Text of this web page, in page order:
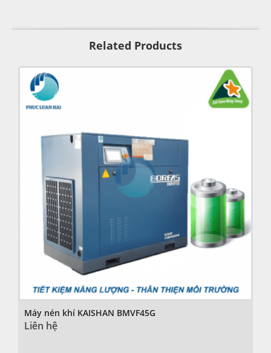
Related Products
Máy nén khí KAISHAN BMVF45G
Liên hệ